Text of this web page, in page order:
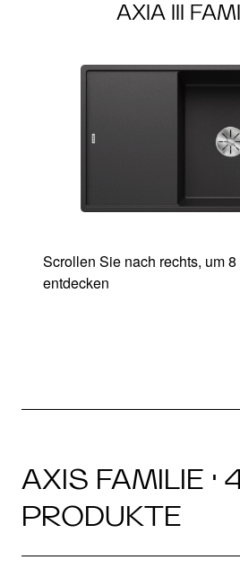
AXIA III
Scrollen Sie nach rechts, um
entdecken
AXIS FAMILIE ·
PRODUKTE